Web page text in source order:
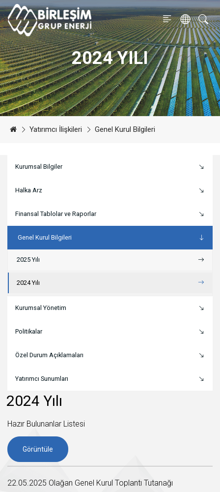
2024 YILI
Yatırımcı İlişkileri Genel Kurul Bilgileri
Kurumsal Bilgiler
Halka Arz
Finansal Tablolar ve Raporlar
Genel Kurul Bilgileri
2025 Yılı
2024 Yılı
Kurumsal Yönetim
Politikalar
Özel Durum Açıklamaları
Yatırımcı Sunumları
2024 Yılı
Hazır Bulunanlar Listesi
Görüntüle
22.05.2025 Olağan Genel Kurul Toplantı Tutanağı